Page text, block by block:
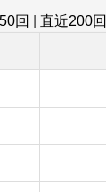
回 直近200回